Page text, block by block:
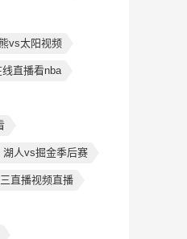
vs太阳视频
线直播看nba
湖人vs掘金季后赛
直播视频直播